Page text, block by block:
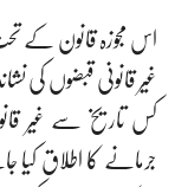
اس مجوزہ قانون کے
غیر قانونی قبضوں کی
کس تاریخ سے غیر
جرمانے کا اطلاق کیا